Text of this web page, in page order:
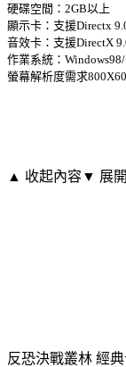
硬碟空間：2GB以上
顯示卡：支援Directx
音效卡：支援DirectX
作業系統：
螢幕解析度需求
▲ 收起內容▼ 展
反恐決戰叢林 經